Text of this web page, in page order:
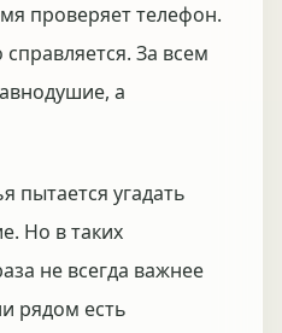
проверяет телефон.
За всем
а
пытается угадать
Но в таких
не всегда важнее
рядом есть